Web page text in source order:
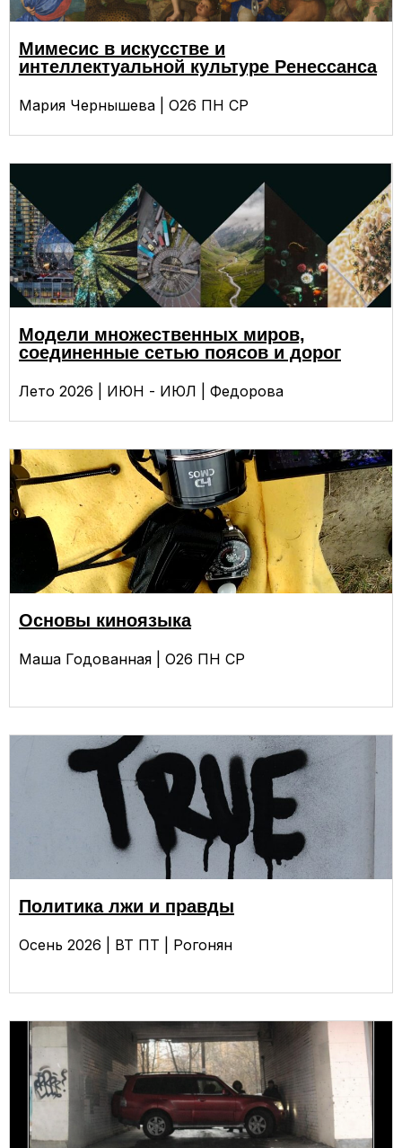
Мимесис в искусстве и
интеллектуальной культуре Ренессанса
Мария Чернышева | О26 ПН СР
Модели множественных миров,
соединенные сетью поясов и дорог
Лето 2026 | ИЮН - ИЮЛ | Федорова
Основы киноязыка
Маша Годованная | О26 ПН СР
Политика лжи и правды
Осень 2026 | ВТ ПТ | Рогонян